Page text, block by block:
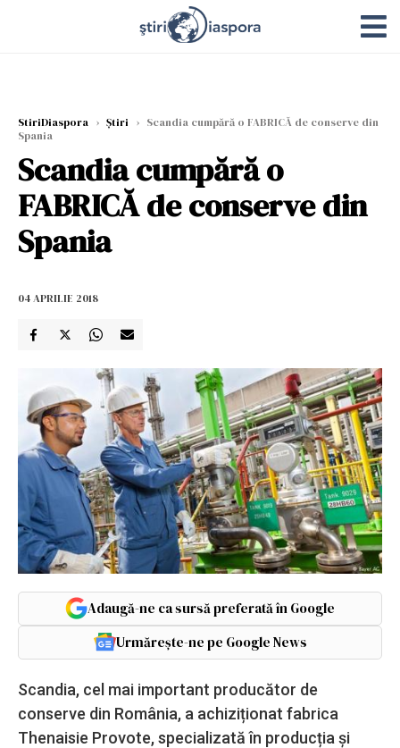
StiriDiaspora › Știri › Scandia cumpără o FABRICĂ de conserve din
Spania
Scandia cumpără o
FABRICĂ de conserve din
Spania
04 APRILIE 2018
Adaugă-ne ca sursă preferată în Google
Urmărește-ne pe Google News
Scandia, cel mai important producător de
conserve din România, a achiziționat fabrica
Thenaisie Provote, specializată în producția și